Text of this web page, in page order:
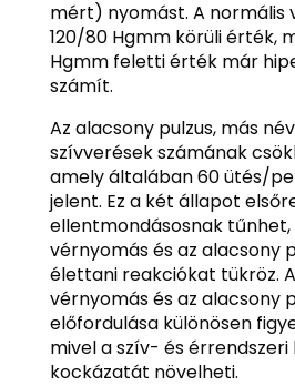
mért) nyomást. A normális
120/80 Hgmm körüli érték,
Hgmm feletti érték már
számít.
Az alacsony pulzus, más
szívverések számának
amely általában 60 ütés/
jelent. Ez a két állapot
ellentmondásosnak tűnhet,
vérnyomás és az alacsony
élettani reakciókat tükröz.
vérnyomás és az alacsony
előfordulása különösen
mivel a szív- és
kockázatát növelheti.